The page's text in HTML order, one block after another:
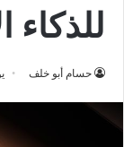
حسام أبو خلف